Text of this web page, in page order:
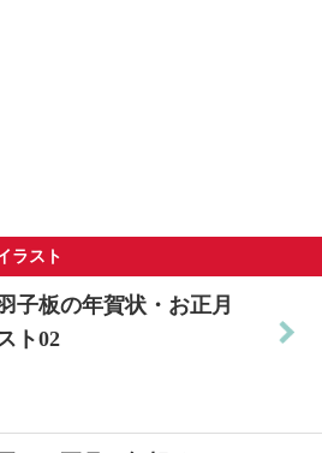
ラスト
子板の年賀状・お正月
ト02